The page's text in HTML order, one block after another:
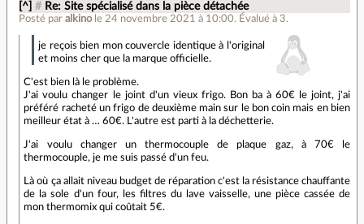
[^] # Re: Site spécialisé dans la pièce détachée
Posté paralkino le 24 novembre 2021 à 10:00. Évalué à 3.
je reçois bien mon couvercle identique à l'original
et moins cher que la marque officielle.
C'est bien là le problème.
J'ai voulu changer le joint d'un vieux frigo. Bon ba à 60€ le joint, j'ai
préféré racheté un frigo de deuxième main sur le bon coin mais en bien
meilleur état à … 60€. L'autre est parti à la déchetterie.
J'ai voulu changer un thermocouple de plaque gaz, à 70€ le
thermocouple, je me suis passé d'un feu.
Là où ça allait niveau budget de réparation c'est la résistance chauffante
de la sole d'un four, les filtres du lave vaisselle, une pièce cassée de
mon thermomix qui coûtait 5€.